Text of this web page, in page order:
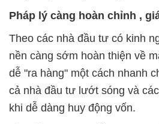
Pháp lý càng hoàn chỉnh ,
Theo các nhà đầu tư có kinh
nền càng sớm hoàn thiện về
dễ "ra hàng" một cách nhanh
cả nhà đầu tư lướt sóng và
khi dễ dàng huy động vốn.